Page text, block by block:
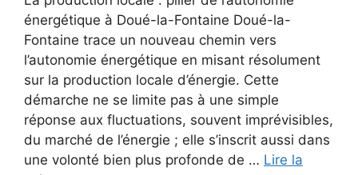
énergétique à Doué-la-Fontaine Doué-la-
Fontaine trace un nouveau chemin vers
l’autonomie énergétique en misant résolument
sur la production locale d’énergie. Cette
démarche ne se limite pas à une simple
réponse aux fluctuations, souvent imprévisibles,
du marché de l’énergie ; elle s’inscrit aussi dans
une volonté bien plus profonde de … Lire la